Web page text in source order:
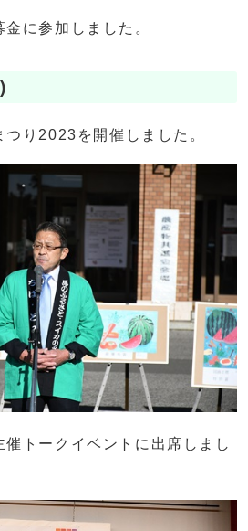
に参加しました。
つり2023を開催しました。
催トークイベントに出席しまし